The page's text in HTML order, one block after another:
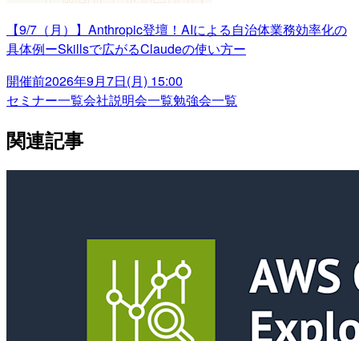
【9/7（月）】Anthropic登壇！AIによる自治体業務効率化の
具体例ーSkillsで広がるClaudeの使い方ー
開催前2026年9月7日(月) 15:00
セミナー一覧会社説明会一覧勉強会一覧
関連記事